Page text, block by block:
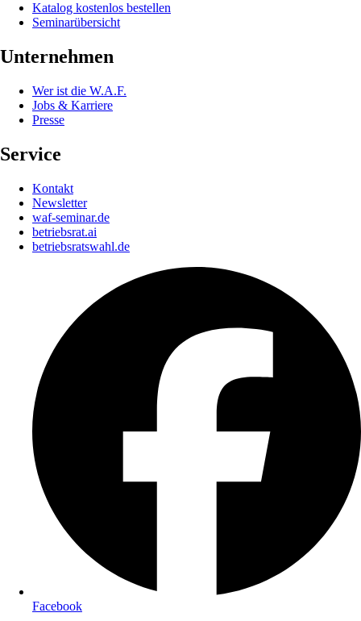
Katalog kostenlos bestellen
Seminarübersicht
Unternehmen
Wer ist die W.A.F.
Jobs & Karriere
Presse
Service
Kontakt
Newsletter
waf-seminar.de
betriebsrat.ai
betriebsratswahl.de
Facebook